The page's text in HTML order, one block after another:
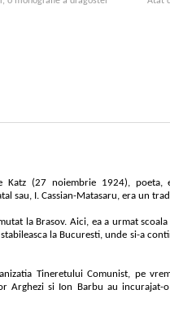
Katz (27 noiembrie 1924), poeta,
sau, I. Cassian-Matasaru, era un
la Brasov. Aici, ea a urmat
la Bucuresti, unde si-a
Tineretului Comunist, pe
Arghezi si Ion Barbu au